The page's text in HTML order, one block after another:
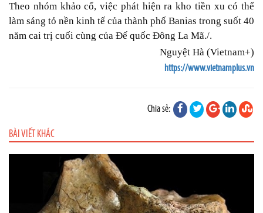
Theo nhóm khảo cổ, việc phát hiện ra kho tiền xu có thể
làm sáng tỏ nền kinh tế của thành phố Banias trong suốt 40
năm cai trị cuối cùng của Đế quốc Đông La Mã./.
Nguyệt Hà (Vietnam+)
https://www.vietnamplus.vn
Chia sẻ:
BÀI VIẾT KHÁC